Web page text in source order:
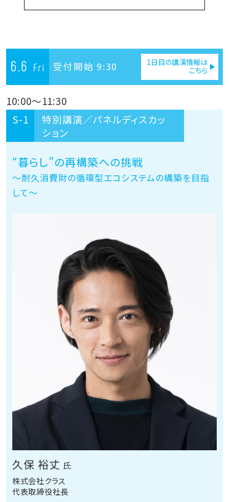
受付開始 9:30
1日目の講演情報は
こちら
10:00～11:30
S-1
特別講演／パネルディスカッ
ション
“暮らし”の再構築への挑戦
～耐久消費財の循環型エコシステムの構築を目指
して～
久保 裕丈 氏
株式会社クラス
代表取締役社長